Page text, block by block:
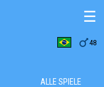
48
☰
ALLE SPIELE